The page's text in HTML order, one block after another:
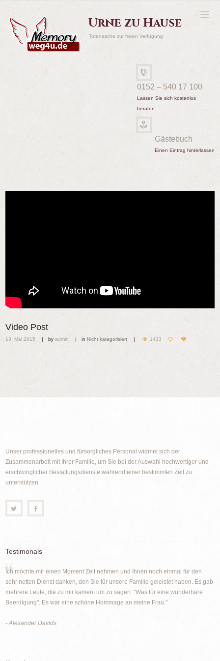
Urne zu Hause
Totenasche zur freien Verfügung
0152 – 540 17 100
Lassen Sie sich kostenlos
beraten
Gästebuch
Einen Eintrag hinterlassen
Video Post
13. Mai 2015 byadmin in Nicht kategorisiert 1433
Unser professionelles und fürsorgliches Personal widmet sich der
Zusammenarbeit mit Ihrer Familie, um Sie bei der Auswahl hochwertiger und
erschwinglicher Bestattungsdienste während einer bestimmten Zeit zu
unterstützen
Testimonals
Ich möchte mir einen Moment Zeit nehmen und Ihnen noch einmal für den
sehr netten Dienst danken, den Sie für unsere Familie geleistet haben. Es gab
mehrere Leute, die zu mir kamen, um zu sagen: "Was für eine wunderbare
Beerdigung". Es war eine schöne Hommage an meine Frau."
- Alexander Davids